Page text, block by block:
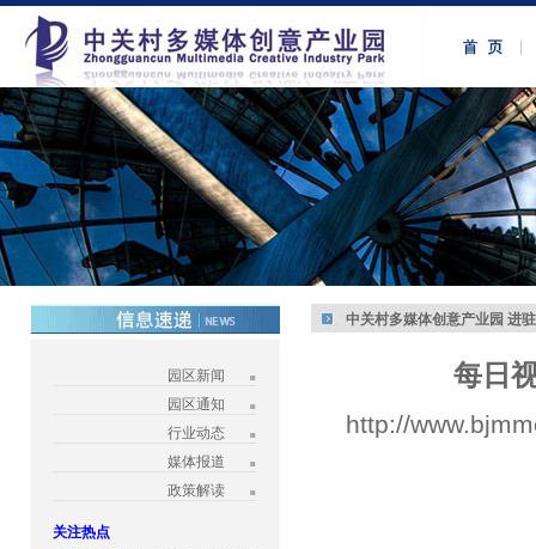
园区新闻
园区通知
行业动态
媒体报道
政策解读
关注热点
中关村多媒体创意产业园 进
每日
http://